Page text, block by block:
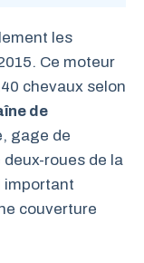
les
Ce moteur
chevaux selon
de
gage de
deux-roues de la
important
couverture